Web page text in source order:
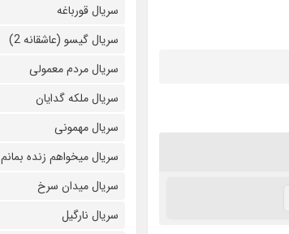
سریال قورباغه
سریال گیسو (عاشقانه 2)
سریال مردم معمولی
سریال ملکه گدایان
سریال مهمونی
سریال میخواهم زنده بمانم
سریال میدان سرخ
سریال نارگیل